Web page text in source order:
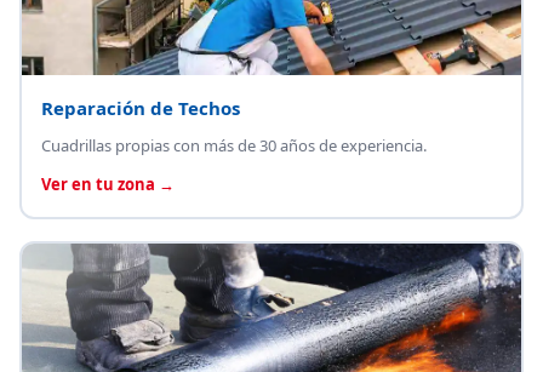
Reparación de Techos
Cuadrillas propias con más de 30 años de experiencia.
Ver en tu zona →